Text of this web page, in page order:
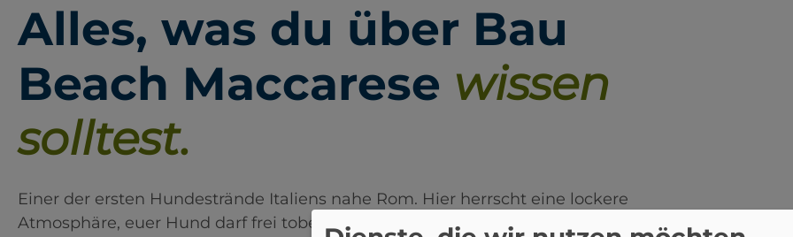
Alles, was du über Bau
Beach Maccarese wissen
solltest.
Einer der ersten Hundestrände Italiens nahe Rom. Hier herrscht eine lockere
Atmosphäre, euer Hund darf frei toben und es gibt sogar Hundegerichte im